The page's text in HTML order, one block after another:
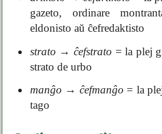
gazeto, ordinare
eldonisto aŭ ĉefredaktisto
strato → ĉefstrato = la plej
strato de urbo
manĝo → ĉefmanĝo = la
tago